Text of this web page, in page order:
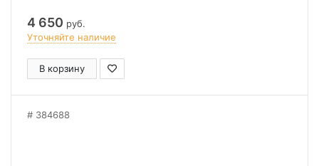
4 650 руб.
Уточняйте наличие
В корзину
384688